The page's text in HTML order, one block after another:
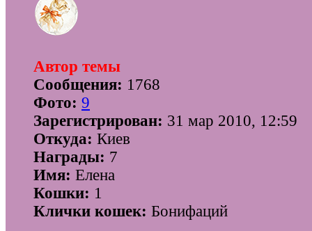
Автор темы
Сообщения: 1768
Фото: 9
Зарегистрирован: 31 мар 2010, 12:59
Откуда: Киев
Награды: 7
Имя: Елена
Кошки: 1
Клички кошек: Бонифаций